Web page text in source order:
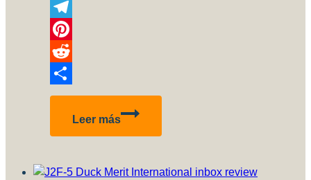
Copy
Link
Telegram
Pinterest
Reddit
Compartir
Leer más
Spitfire